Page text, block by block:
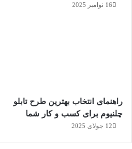
16 نوامبر 2025
راهنمای انتخاب بهترین طرح تابلو
چلنیوم برای کسب و کار شما
12 جولای 2025